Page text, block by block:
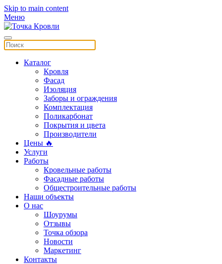
Skip to main content
Меню
Каталог
Кровля
Фасад
Изоляция
Заборы и ограждения
Комплектация
Поликарбонат
Покрытия и цвета
Производители
Цены 🔥
Услуги
Работы
Кровельные работы
Фасадные работы
Общестроительные работы
Наши объекты
О нас
Шоурумы
Отзывы
Точка обзора
Новости
Маркетинг
Контакты